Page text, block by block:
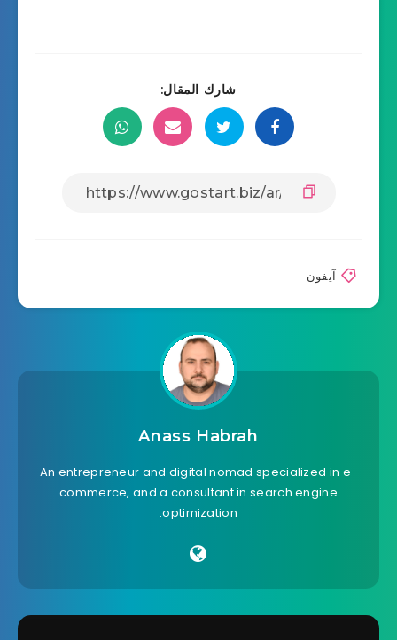
شارك المقال:
آيفون
Anass Habrah
An entrepreneur and digital nomad specialized in e-
commerce, and a consultant in search engine
optimization.